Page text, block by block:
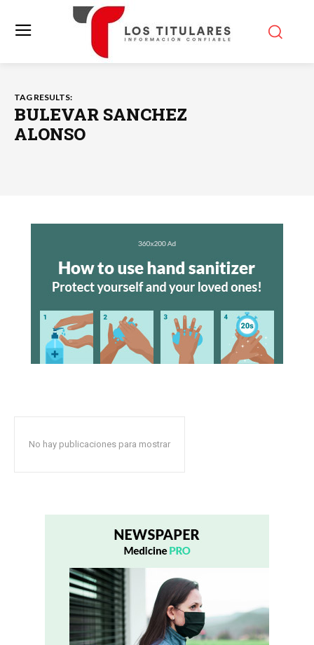
TAG RESULTS:
BULEVAR SANCHEZ
ALONSO
No hay publicaciones para mostrar